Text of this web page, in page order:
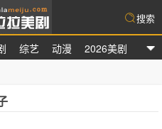
综艺 动漫 2026美剧
搜索